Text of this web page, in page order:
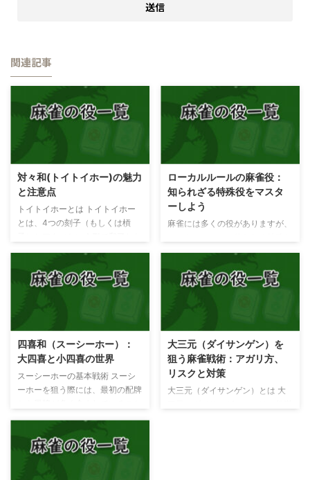
関連記事
対々和(トイトイホー)の魅力
と注意点
トイトイホーとは トイトイホー
とは、4つの刻子（もしくは槓
やすい手となります。 ポン ポン
ポンして作れるので、配牌の時に
ドラが多い時などは積極的に狙っ
てみるのもいいと思います。 ポ
ンせずにこの形を作ってツモであ
がれば、四暗刻という役満となり
ます。 こんな役との複合が可能
です。 タンヤオとの複合・・・
ローカルルールの麻雀役：
知られざる特殊役をマスタ
ーしよう
麻雀には多くの役がありますが、
役も存在します。これらの役は正
式な大会では採用されないことが
多いですが、一般的に使われるも
のを紹介していきます。麻雀牌画
像を使いながら、役の説明を行い
ます。 大車輪（ダイシャリン）
大車輪は地域によってローカルル
ールで使われる特殊なアガリ役で
す。大車輪の成立条件は、手牌が
すべてチャンタ（老頭牌と么九牌
のみで構成される手）であること
四喜和（スーシーホー）：
大四喜と小四喜の世界
スーシーホーの基本戦術 スーシ
ーホーを狙う際には、最初の配牌
に集める戦術が有効です。 大四
喜（ダイスーシー） 大
大三元（ダイサンゲン）を
狙う麻雀戦術：アガリ方、
リスクと対策
大三元（ダイサンゲン）とは 大